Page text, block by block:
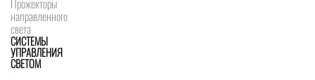
Прожекторы
направленного
света
СИСТЕМЫ
УПРАВЛЕНИЯ
СВЕТОМ